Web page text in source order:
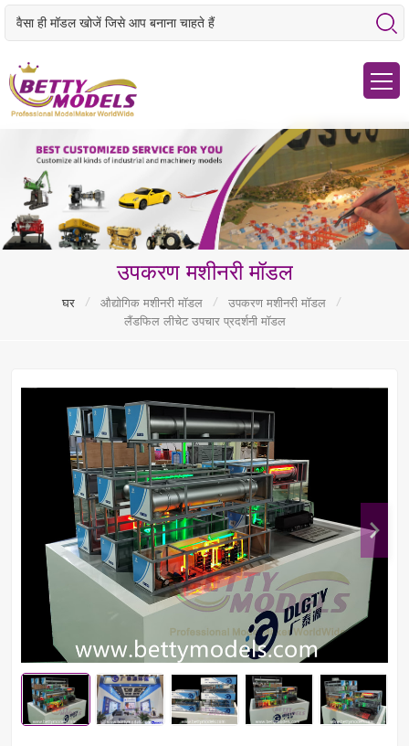
उपकरण मशीनरी मॉडल
घर / औद्योगिक मशीनरी मॉडल / उपकरण मशीनरी मॉडल
/
लैंडफिल लीचेट उपचार प्रदर्शनी मॉडल